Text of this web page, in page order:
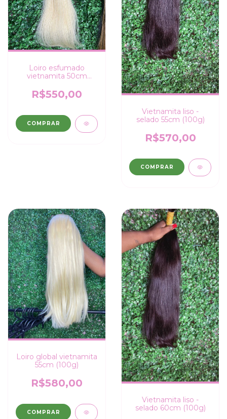
Loiro esfumado
vietnamita 50cm
R$550,00
COMPRAR
Vietnamita liso -
selado 55cm (100g)
R$570,00
COMPRAR
Loiro global vietnamita
55cm (100g)
R$580,00
COMPRAR
Vietnamita liso -
selado 60cm (100g)